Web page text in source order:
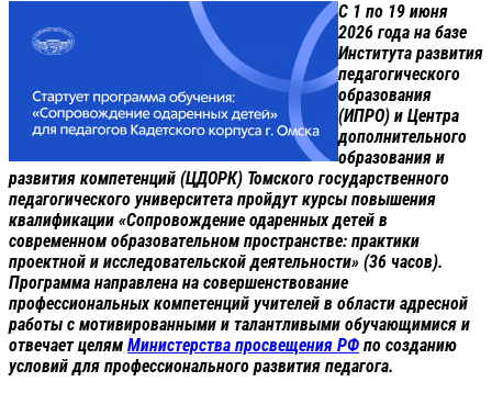
С 1 по 19 июня
2026 года на базе
Института развития
педагогического
образования
(ИПРО) и Центра
дополнительного
образования и
развития компетенций (ЦДОРК) Томского государственного
педагогического университета пройдут курсы повышения
квалификации «Сопровождение одаренных детей в
современном образовательном пространстве: практики
проектной и исследовательской деятельности» (36 часов).
Программа направлена на совершенствование
профессиональных компетенций учителей в области адресной
работы с мотивированными и талантливыми обучающимися и
отвечает целям Министерства просвещения РФ по созданию
условий для профессионального развития педагога.